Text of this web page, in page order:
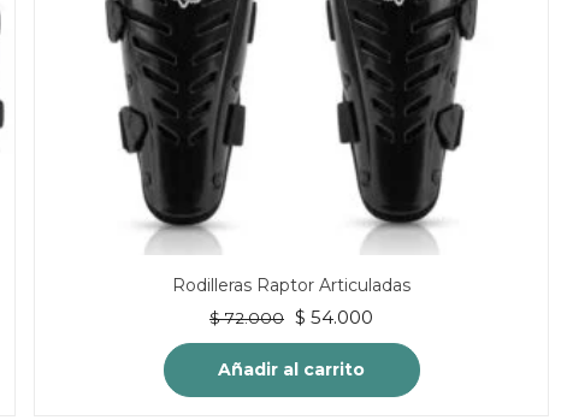
Rodilleras Raptor Articuladas
$72.000
El
precio
original
era:
$ 54.000
precio
actual
es:
Añadir al carrito